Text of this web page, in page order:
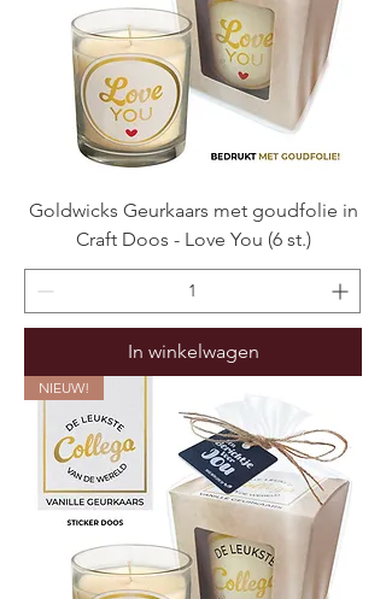
Goldwicks Geurkaars met goudfolie in
Craft Doos - Love You (6 st.)
In winkelwagen
NIEUW!